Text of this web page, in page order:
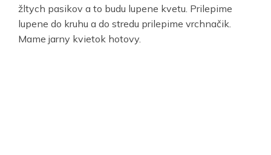
žltych pasikov a to budu lupene kvetu. Prilepime
lupene do kruhu a do stredu prilepime vrchnačik.
Mame jarny kvietok hotovy.